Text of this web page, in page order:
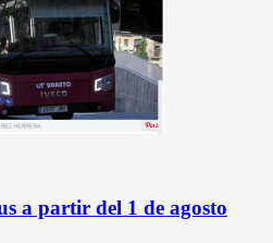
a partir del 1 de agosto